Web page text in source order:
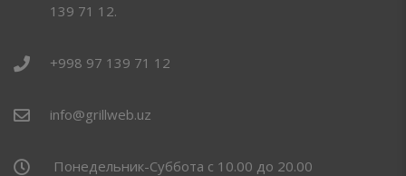
139 71 12.
+998 97 139 71 12
info@grillweb.uz
Понедельник-Суббота с 10.00 до 20.00